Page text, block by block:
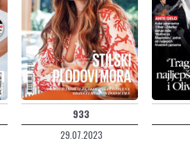
933
29.07.2023